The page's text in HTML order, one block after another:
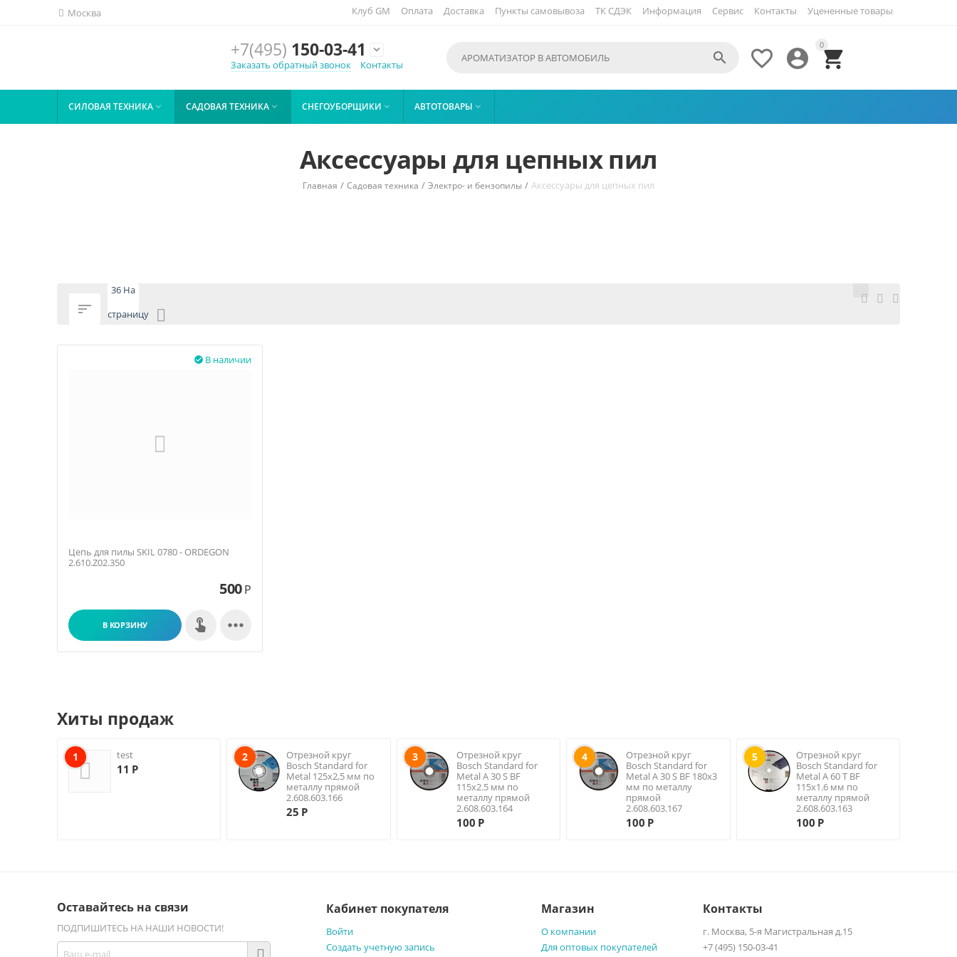
Москва Клуб GM Оплата Доставка Пункты самовывоза ТК СДЭК Информация Сервис Контакты Уцененные товары
+7(495) 150-03-41

Заказать обратный звонок
Контакты
0




СИЛОВАЯ ТЕХНИКА  САДОВАЯ ТЕХНИКА  СНЕГОУБОРЩИКИ  АВТОТОВАРЫ 
Аксессуары для цепных пил
Главная / Садовая техника / Электро- и бензопилы / Аксессуары для цепных пил

36 На
страницу
В наличии

Цепь для пилы SKIL 0780 - ORDEGON
2.610.Z02.350
500Р
В КОРЗИНУ 
Хиты продаж
1 test
11 Р
2
Отрезной круг
Bosch Standard for
Metal 125х2,5 мм по
металлу прямой
2.608.603.166
25 Р
3
Отрезной круг
Bosch Standard for
Metal A 30 S BF
115х2.5 мм по
металлу прямой
2.608.603.164
100 Р
4
Отрезной круг
Bosch Standard for
Metal A 30 S BF 180х3
мм по металлу
прямой
2.608.603.167
100 Р
5
Отрезной круг
Bosch Standard for
Metal A 60 T BF
115х1.6 мм по
металлу прямой
2.608.603.163
100 Р
Оставайтесь на связи
ПОДПИШИТЕСЬ НА НАШИ НОВОСТИ!
Кабинет покупателя
Войти
Создать учетную запись
Магазин
О компании
Для оптовых покупателей
Контакты
г. Москва, 5-я Магистральная д.15
+7 (495) 150-03-41